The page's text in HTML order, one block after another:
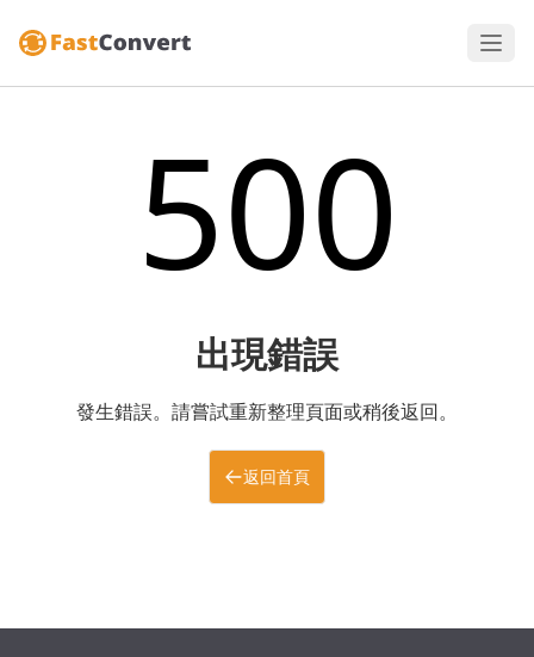
500
出現錯誤
發生錯誤。請嘗試重新整理頁面或稍後返回。
返回首頁